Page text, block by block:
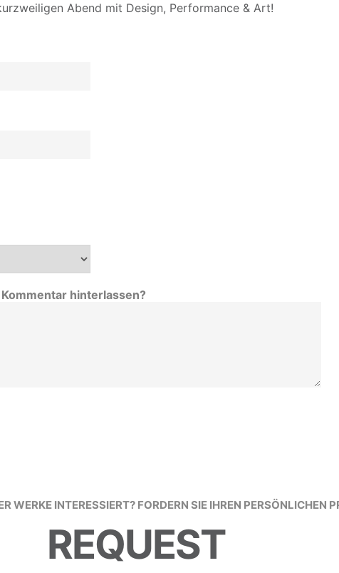
Abend mit Design, Performance & Art!
hinterlassen?
WERKE INTERESSIERT? FORDERN SIE IHREN PERSÖNLICHEN
REQUEST